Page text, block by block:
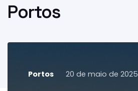
Portos
Portos 20 de maio de 2025